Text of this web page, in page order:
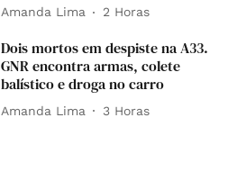
Amanda Lima 2 Horas
Dois mortos em despiste na A33.
GNR encontra armas, colete
balístico e droga no carro
Amanda Lima 3 Horas